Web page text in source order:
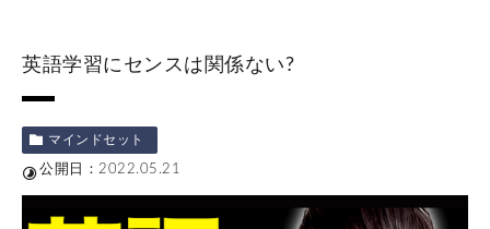
英語学習にセンスは関係ない?
マインドセット
公開日：2022.05.21